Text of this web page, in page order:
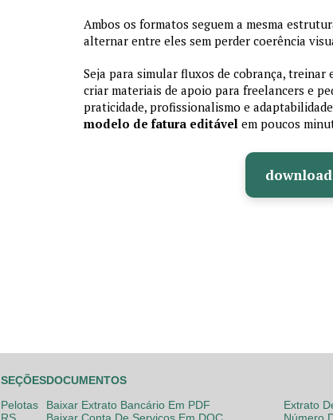
Ambos os formatos seguem a mesma
alternar entre eles sem perder coerência
Seja para simular fluxos de cobrança, treinar
criar materiais de apoio para freelancers e
praticidade, profissionalismo e
modelo de fatura editável em poucos
SEÇÕES
Pelotas
DOCUMENTOS
Baixar Extrato Bancário Em PDF
Extrato